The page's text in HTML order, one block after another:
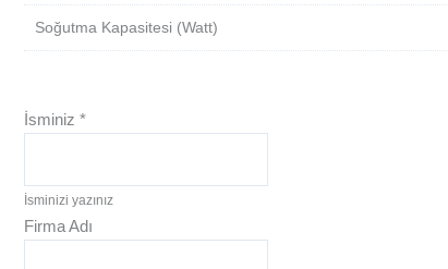
Soğutma Kapasitesi (Watt)
İsminiz *
İsminizi yazınız
Firma Adı